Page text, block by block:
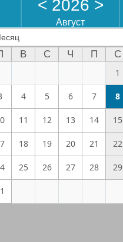
< 2026 >
Август
В С Ч П С
1
4 5 6 7 8
11 12 13 14 15
18 19 20 21 22
25 26 27 28 29